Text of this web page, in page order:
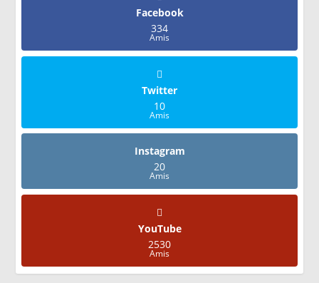
Facebook
334
Amis
Twitter
10
Amis
Instagram
20
Amis
YouTube
2530
Amis